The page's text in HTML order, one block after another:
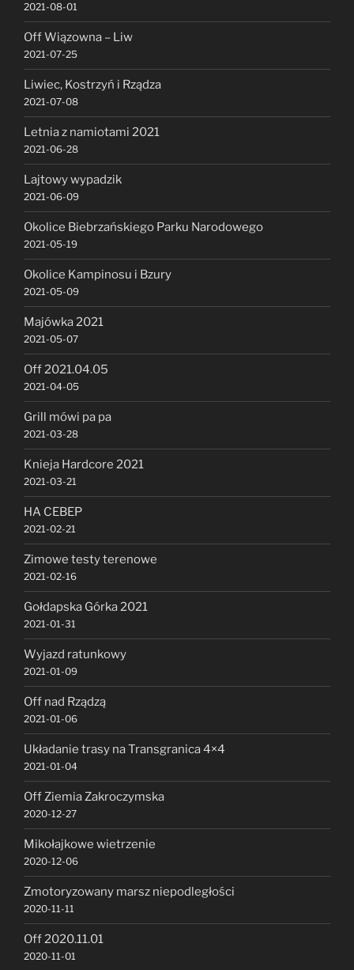
2021-08-01
Off Wiązowna – Liw
2021-07-25
Liwiec, Kostrzyń i Rządza
2021-07-08
Letnia z namiotami 2021
2021-06-28
Lajtowy wypadzik
2021-06-09
Okolice Biebrzańskiego Parku Narodowego
2021-05-19
Okolice Kampinosu i Bzury
2021-05-09
Majówka 2021
2021-05-07
Off 2021.04.05
2021-04-05
Grill mówi pa pa
2021-03-28
Knieja Hardcore 2021
2021-03-21
HA CEBEP
2021-02-21
Zimowe testy terenowe
2021-02-16
Gołdapska Górka 2021
2021-01-31
Wyjazd ratunkowy
2021-01-09
Off nad Rządzą
2021-01-06
Układanie trasy na Transgranica 4×4
2021-01-04
Off Ziemia Zakroczymska
2020-12-27
Mikołajkowe wietrzenie
2020-12-06
Zmotoryzowany marsz niepodległości
2020-11-11
Off 2020.11.01
2020-11-01